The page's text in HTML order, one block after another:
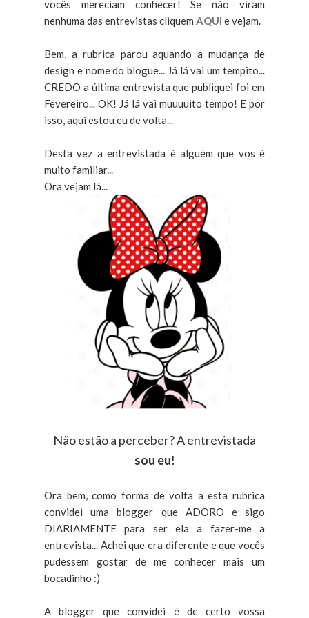
vocês mereciam conhecer! Se não viram
nenhuma das entrevistas cliquem AQUI e vejam.
Bem, a rubrica parou aquando a mudança de
design e nome do blogue... Já lá vai um tempito...
CREDO a última entrevista que publiquei foi em
Fevereiro... OK! Já lá vai muuuuito tempo! E por
isso, aqui estou eu de volta...
Desta vez a entrevistada é alguém que vos é
muito familiar...
Ora vejam lá...
Não estão a perceber? A entrevistada
sou eu!
Ora bem, como forma de volta a esta rubrica
convidei uma blogger que ADORO e sigo
DIARIAMENTE para ser ela a fazer-me a
entrevista... Achei que era diferente e que vocês
pudessem gostar de me conhecer mais um
bocadinho :)
A blogger que convidei é de certo vossa